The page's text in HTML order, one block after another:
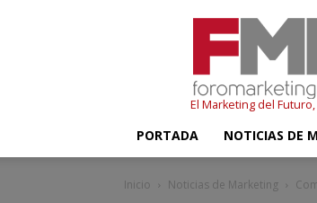
El Marketing del
PORTADA NOTICIAS DE
Inicio Noticias de Marketing